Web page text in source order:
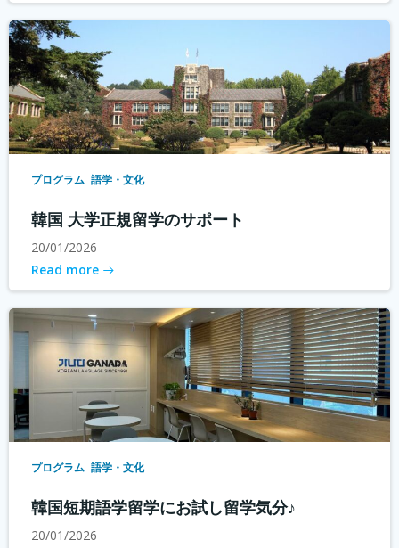
プログラム 語学・文化
韓国 大学正規留学のサポート
20/01/2026
Read more
プログラム 語学・文化
韓国短期語学留学にお試し留学気分♪
20/01/2026